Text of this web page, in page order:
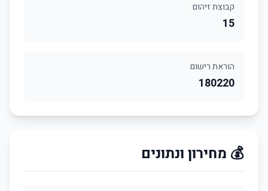
קבוצת זיהום
15
הוראת רישום
180220
💰 מחירון ונתונים